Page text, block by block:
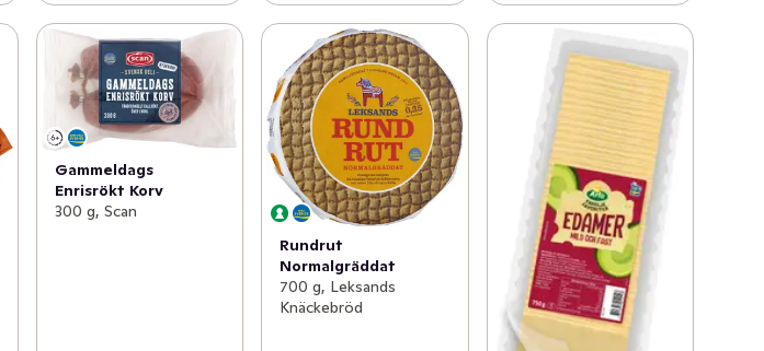
Gammeldags
Enrisrökt Korv
300 g, Scan
Rundrut
Normalgräddat
700 g, Leksands
Knäckebröd